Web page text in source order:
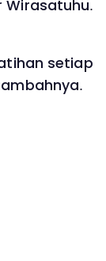
Wirasatuhu.
setiap